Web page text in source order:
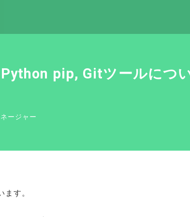
pip, Gitツールにつ
ージャー
す。